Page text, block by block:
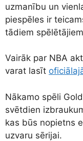
uzmanību un
piespēles ir
tādiem
Vairāk par NBA
varat lasīt
Nākamo spēli
svētdien
kas būs nopietns
uzvaru sērijai.